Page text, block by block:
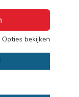
Opties bekijken